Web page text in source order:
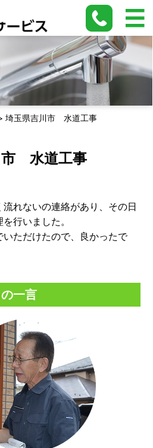
埼玉県吉川市 水道工事
市 水道工事
れないの連絡があり、その日
行いました。
ただけたので、良かったで
一言